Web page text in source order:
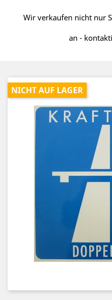
Wir verkaufen nicht nur
an -
NICHT AUF LAGER